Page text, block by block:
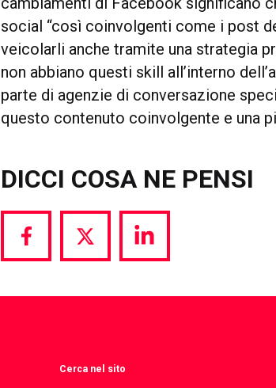
social “così coinvolgenti come i post
veicolarli anche tramite una strategia
non abbiano questi skill all’interno
parte di agenzie di conversazione
questo contenuto coinvolgente e una
DICCI COSA NE PENSI
Share
Facebook
Share
Twitter
Share
LinkedIn
Cerca nel sito